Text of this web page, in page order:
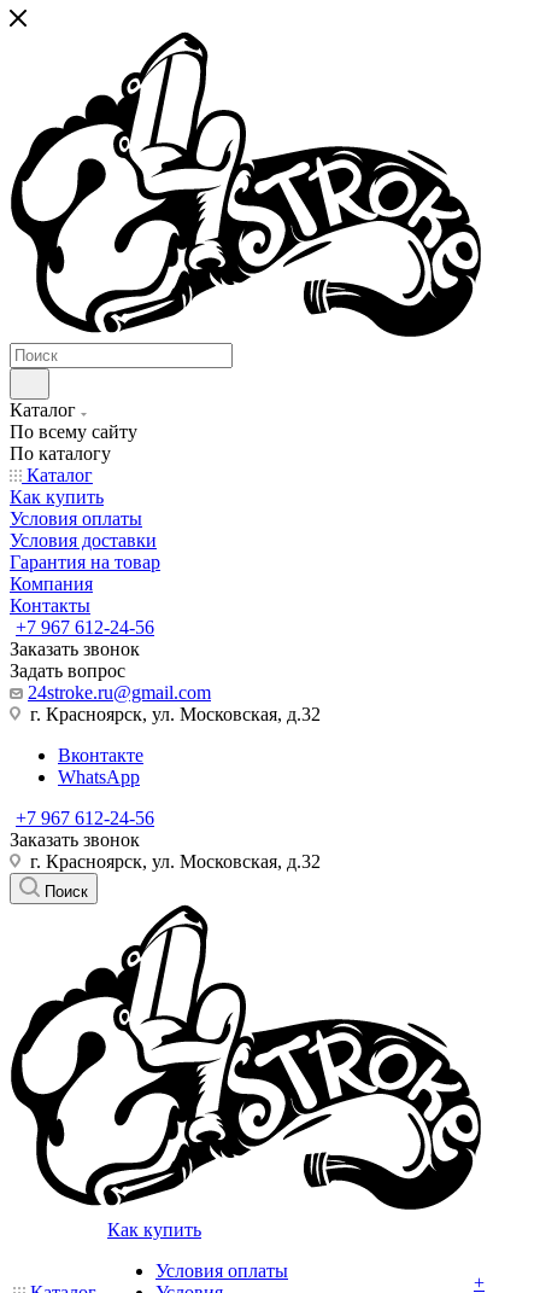
Каталог
По всему сайту
По каталогу
Каталог
Как купить
Условия оплаты
Условия доставки
Гарантия на товар
Компания
Контакты
+7 967 612-24-56
Заказать звонок
Задать вопрос
24stroke.ru@gmail.com
г. Красноярск, ул. Московская, д.32
Вконтакте
WhatsApp
+7 967 612-24-56
Заказать звонок
г. Красноярск, ул. Московская, д.32
Поиск
Как купить
Условия оплаты
+